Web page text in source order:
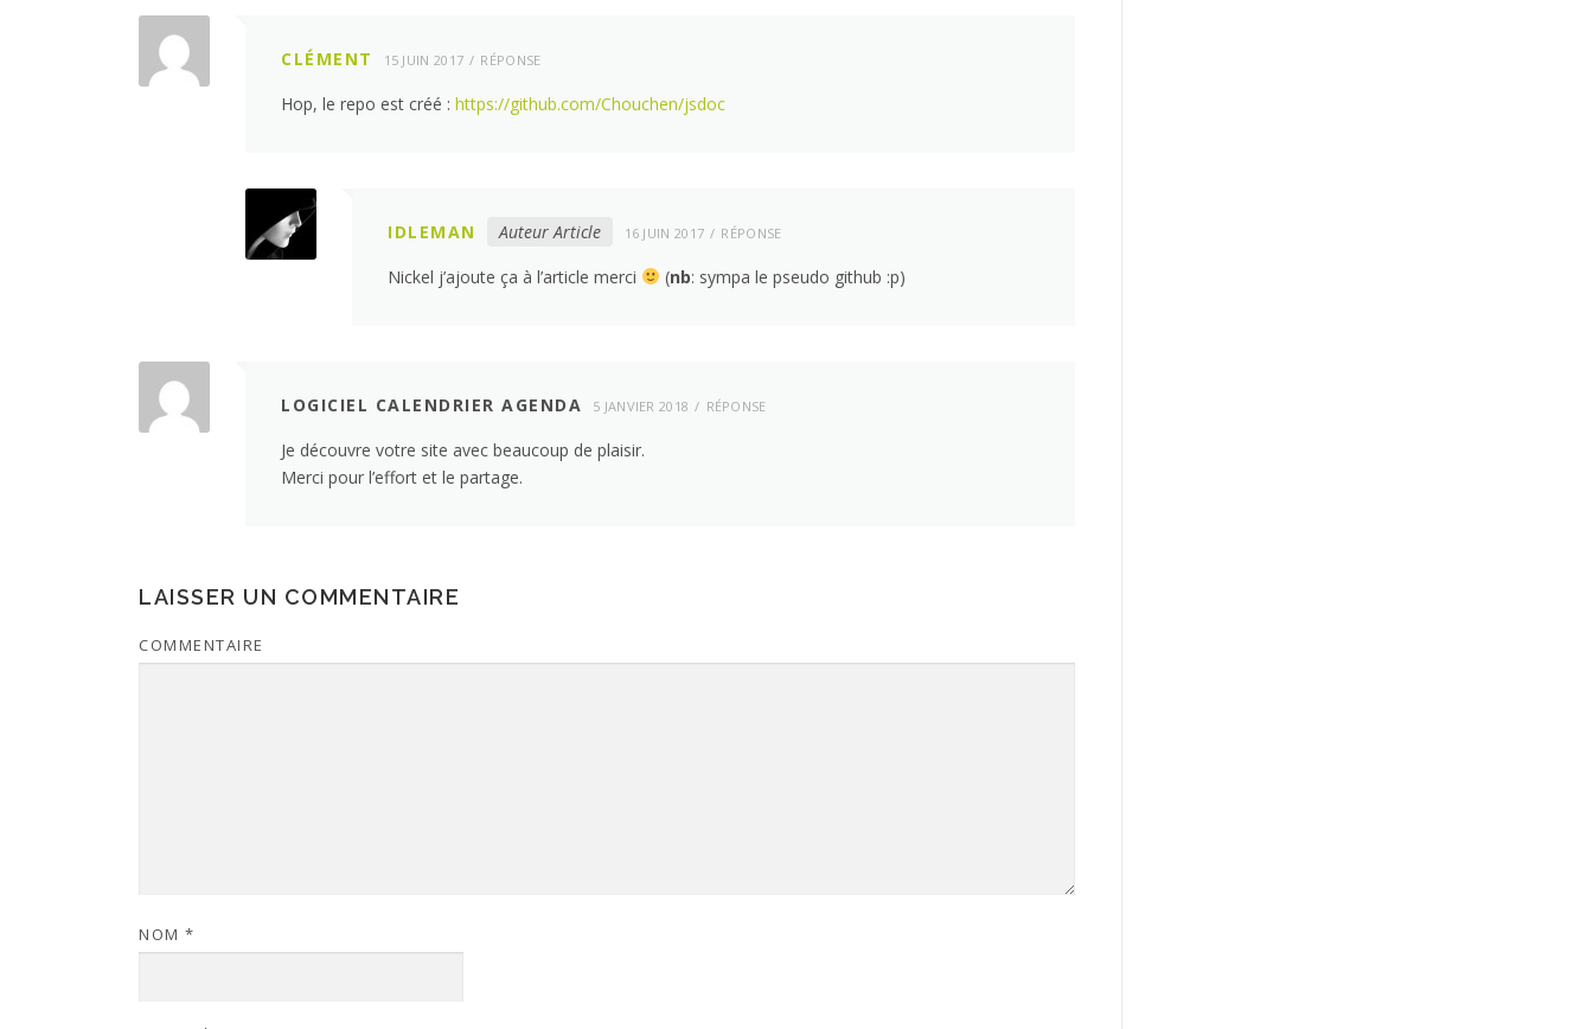
CLÉMENT 15 JUIN 2017 RÉPONSE
Hop, le repo est créé : https://github.com/Chouchen/jsdoc
IDLEMAN Auteur Article 16 JUIN 2017 RÉPONSE
Nickel j’ajoute ça à l’article merci (nb: sympa le pseudo github :p)
LOGICIEL CALENDRIER AGENDA 5 JANVIER 2018 RÉPONSE
Je découvre votre site avec beaucoup de plaisir.
Merci pour l’effort et le partage.
LAISSER UN COMMENTAIRE
COMMENTAIRE
NOM *